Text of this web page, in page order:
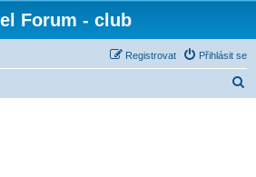
Forum - club
Přihlásit se
Registrovat